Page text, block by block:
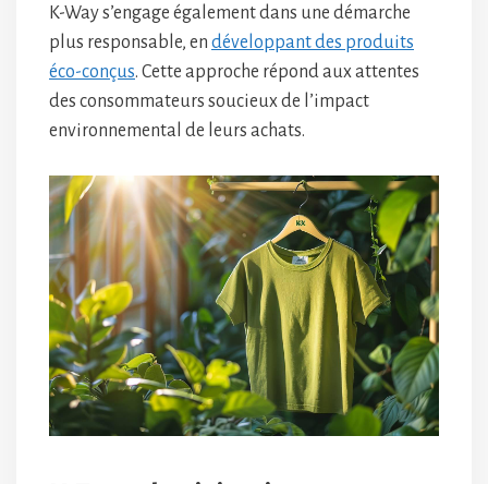
K-Way s’engage également dans une démarche
plus responsable, en développant des produits
éco-conçus. Cette approche répond aux attentes
des consommateurs soucieux de l’impact
environnemental de leurs achats.